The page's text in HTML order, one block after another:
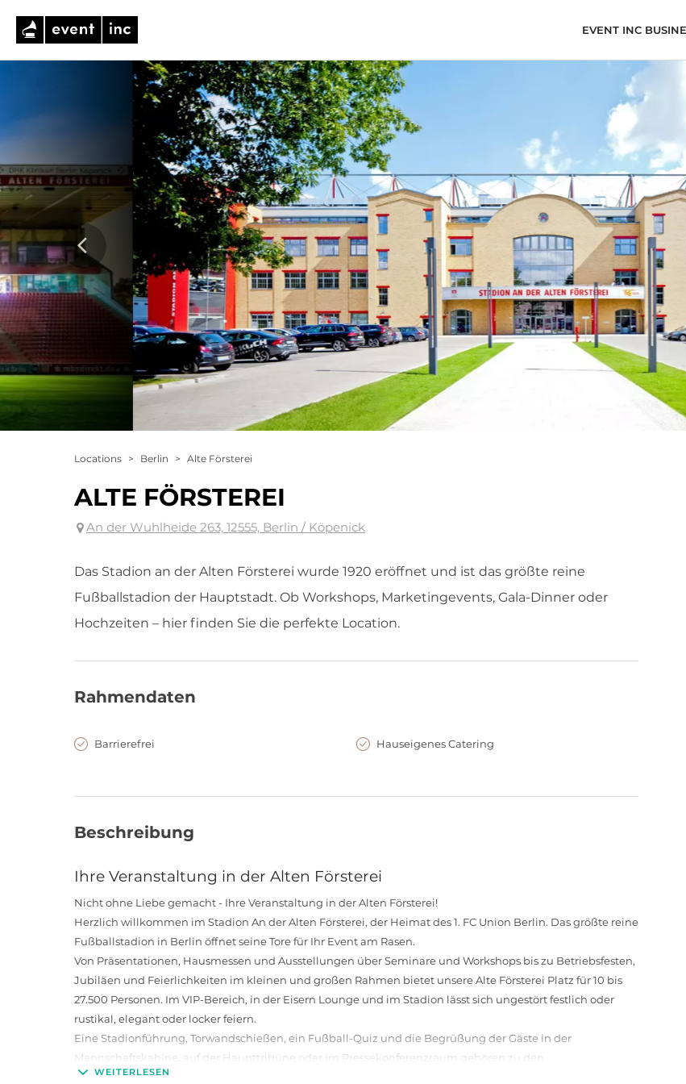
EVENT INC
Locations > Berlin > Alte Försterei
ALTE FÖRSTEREI
An der Wuhlheide 263, 12555, Berlin / Köpenick
Das Stadion an der Alten Försterei wurde 1920 eröffnet und ist das größte reine
Fußballstadion der Hauptstadt. Ob Workshops, Marketingevents, Gala-Dinner oder
Hochzeiten – hier finden Sie die perfekte Location.
Rahmendaten
Barrierefrei Hauseigenes Catering
Beschreibung
Ihre Veranstaltung in der Alten Försterei
Nicht ohne Liebe gemacht - Ihre Veranstaltung in der Alten Försterei!
Herzlich willkommen im Stadion An der Alten Försterei, der Heimat des 1. FC Union Berlin. Das größte reine
Fußballstadion in Berlin öffnet seine Tore für Ihr Event am Rasen.
Von Präsentationen, Hausmessen und Ausstellungen über Seminare und Workshops bis zu Betriebsfesten,
Jubiläen und Feierlichkeiten im kleinen und großen Rahmen bietet unsere Alte Försterei Platz für 10 bis
27.500 Personen. Im VIP-Bereich, in der Eisern Lounge und im Stadion lässt sich ungestört festlich oder
rustikal, elegant oder locker feiern.
Eine Stadionführung, Torwandschießen, ein Fußball-Quiz und die Begrüßung der Gäste in der
Mannschaftskabine, auf der Haupttribüne oder im Pressekonferenzraum gehören zu den
außergewöhnlichen Angeboten dieser Special Location, die dem Rahmenprogramm Ihres Events das
WEITERLESEN